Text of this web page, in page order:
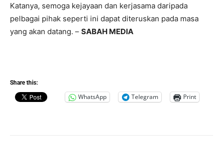
Katanya, semoga kejayaan dan kerjasama daripada
pelbagai pihak seperti ini dapat diteruskan pada masa
yang akan datang. – SABAH MEDIA
Share this:
WhatsApp Telegram Print